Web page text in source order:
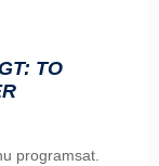
TO
programsat.